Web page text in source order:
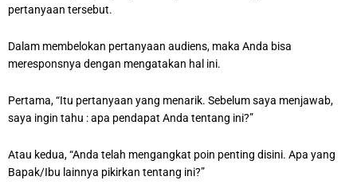
pertanyaan tersebut.
Dalam membelokan pertanyaan audiens, maka Anda bisa
meresponsnya dengan mengatakan hal ini.
Pertama, “Itu pertanyaan yang menarik. Sebelum saya menjawab,
saya ingin tahu : apa pendapat Anda tentang ini?”
Atau kedua, “Anda telah mengangkat poin penting disini. Apa yang
Bapak/Ibu lainnya pikirkan tentang ini?”